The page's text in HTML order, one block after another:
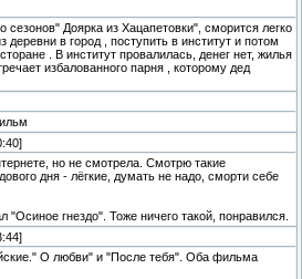
Доярка из Хацапетовки", сморится легко
деревни в город , поступить в институт и потом
. В институт провалилась, денег нет, жилья
избалованного парня , которому дед
но не смотрела. Смотрю такие
дня - лёгкие, думать не надо, сморти себе
"Осиное гнездо". Тоже ничего такой, понравился.
О любви" и "После тебя". Оба фильма